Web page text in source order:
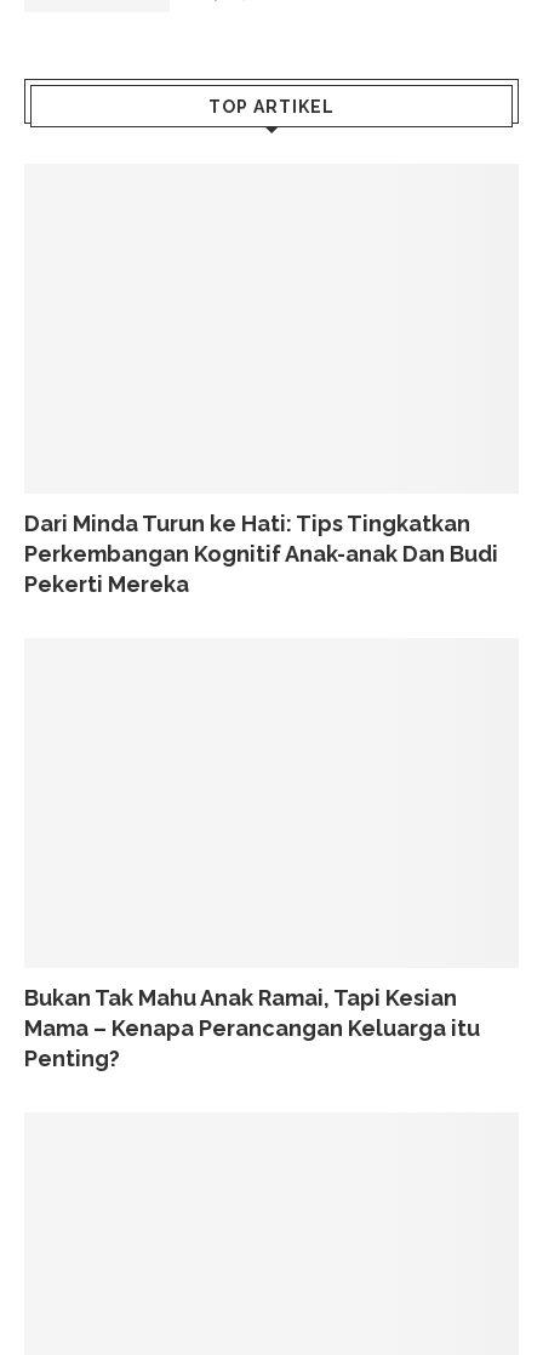
TOP ARTIKEL
Dari Minda Turun ke Hati: Tips Tingkatkan
Perkembangan Kognitif Anak-anak Dan Budi
Pekerti Mereka
Bukan Tak Mahu Anak Ramai, Tapi Kesian
Mama – Kenapa Perancangan Keluarga itu
Penting?